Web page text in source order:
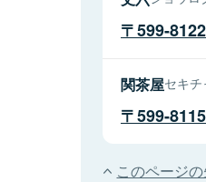
599-8122
関茶屋セキチ
599-8115
このページ